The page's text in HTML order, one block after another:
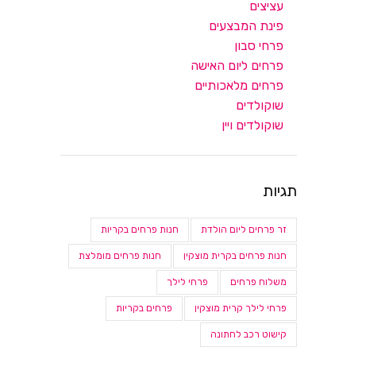
עציצים
פינת המבצעים
פרחי סבון
פרחים ליום האישה
פרחים מלאכותיים
שוקולדים
שוקולדים ויין
תגיות
זר פרחים ליום הולדת חנות פרחים בקריות
חנות פרחים בקרית מוצקין חנות פרחים מומלצת
משלוח פרחים פרחי לילך
פרחי לילך קרית מוצקין פרחים בקריות
קישוט רכב לחתונה